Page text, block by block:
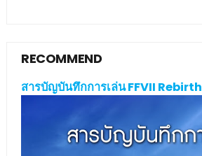
RECOMMEND
สารบัญบันทึกการเล่น FFVII Rebirth